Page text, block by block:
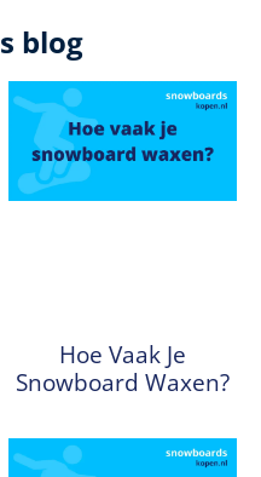
blog
Hoe Vaak Je
Snowboard Waxen?